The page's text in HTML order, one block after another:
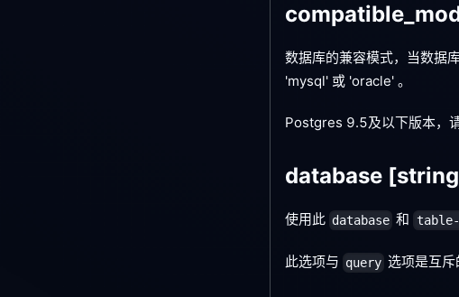
数据库的兼容模式，当数据
'mysql' 或 'oracle' 。
Postgres 9.5及以下版本，
database
使用此 database 和 table-
此选项与 query 选项是互斥